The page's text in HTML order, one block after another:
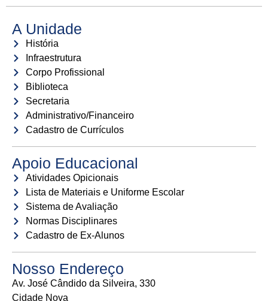
A Unidade
História
Infraestrutura
Corpo Profissional
Biblioteca
Secretaria
Administrativo/Financeiro
Cadastro de Currículos
Apoio Educacional
Atividades Opicionais
Lista de Materiais e Uniforme Escolar
Sistema de Avaliação
Normas Disciplinares
Cadastro de Ex-Alunos
Nosso Endereço
Av. José Cândido da Silveira, 330
Cidade Nova